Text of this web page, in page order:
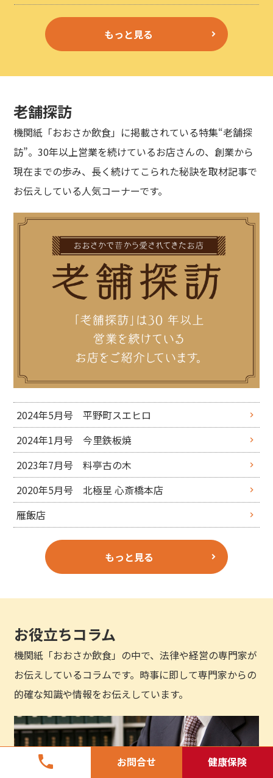
phone お問合せ 健康保険
もっと見る
老舗探訪
機関紙「おおさか飲食」に掲載されている特集“老舗探
訪”。30年以上営業を続けているお店さんの、創業から
現在までの歩み、長く続けてこられた秘訣を取材記事で
お伝えしている人気コーナーです。
2024年5月号 平野町スエヒロ
2024年1月号 今里鉄板焼
2023年7月号 料亭古の木
2020年5月号 北極星 心斎橋本店
雁飯店
もっと見る
お役立ちコラム
機関紙「おおさか飲食」の中で、法律や経営の専門家が
お伝えしているコラムです。時事に即して専門家からの
的確な知識や情報をお伝えしています。